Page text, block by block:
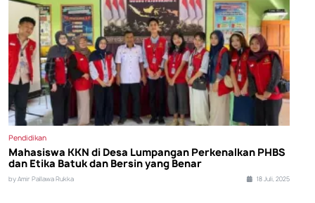
Pendidikan
Mahasiswa KKN di Desa Lumpangan Perkenalkan PHBS
dan Etika Batuk dan Bersin yang Benar
by Amir Pallawa Rukka 18 Juli, 2025